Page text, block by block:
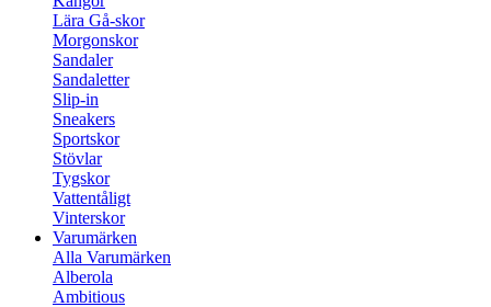
Lära Gå-skor
Morgonskor
Sandaler
Sandaletter
Slip-in
Sneakers
Sportskor
Stövlar
Tygskor
Vattentåligt
Vinterskor
Varumärken
Alla Varumärken
Alberola
Ambitious